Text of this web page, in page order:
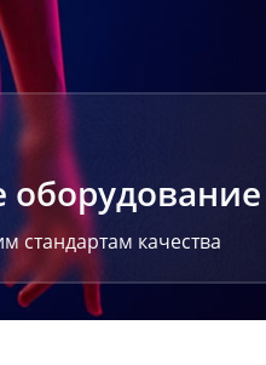
стандартам качества